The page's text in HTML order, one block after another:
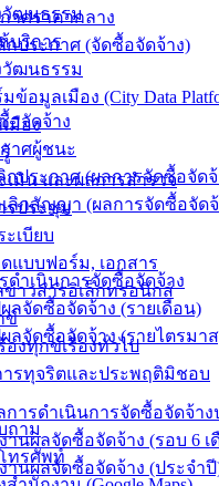
ฒนธรรม
บริการ
ฒนธรรม
อมูลเมือง (City Data
มือง
เมิน และผลการสำรวจ
รประชุม
เบียบ
แบบฟอร์ม, เอกสาร
าวสารอิเล็กทรอนิกส์
ข์
องทุกข์เรื่องทั่วไป
ารทุจริตและประพฤติมิชอบ
ถาม
ทรศัพท์
าศราคากลาง
กประกาศ (จัดซื้อจัดจ้าง)
อจัดจ้าง
าศผู้ชนะ
กประกาศ (ผลการจัดซื้อจัดจ้
ลิกสัญญา (ผลการจัดซื้อจัดจ้
ดำเนินการจัดซื้อจัดจ้าง
ลจัดซื้อจัดจ้าง (รายเดือน)
ลจัดซื้อจัดจ้าง (รายไตรมา
การดำเนินการจัดซื้อจัดจ้าง
านผลจัดซื้อจัดจ้าง (รอบ 6 เ
านผลจัดซื้อจัดจ้าง (ประจำปี